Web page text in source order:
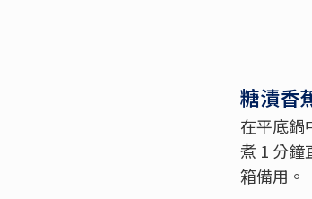
糖漬香
在平底鍋
煮 1分鐘
箱備用。